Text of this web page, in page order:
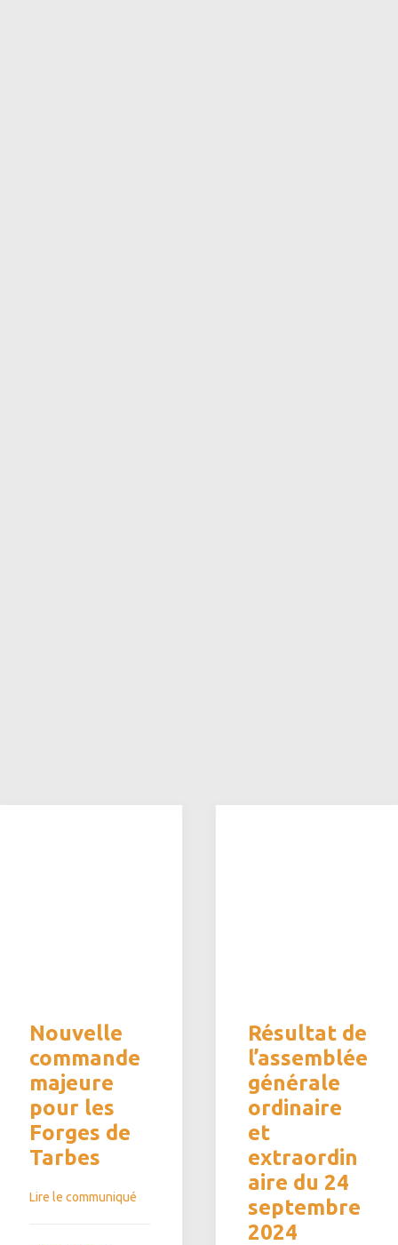
Nouvelle
commande
majeure
pour les
Forges de
Tarbes
Lire le communiqué
Résultat de
l’assemblée
générale
ordinaire
et
extraordin
aire du 24
septembre
2024